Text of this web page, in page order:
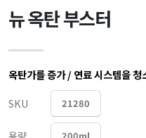
뉴 옥탄 부스터
옥탄가를 증가 / 연료 시스템을
SKU
21280